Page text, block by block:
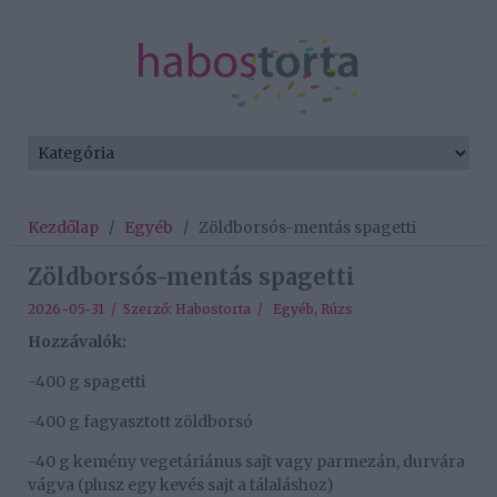
Kezdőlap / Egyéb / Zöldborsós-mentás spagetti
Zöldborsós-mentás spagetti
2026-05-31 / Szerző: Habostorta / Egyéb, Rúzs
Hozzávalók:
-400 g spagetti
-400 g fagyasztott zöldborsó
-40 g kemény vegetáriánus sajt vagy parmezán, durvára
vágva (plusz egy kevés sajt a tálaláshoz)